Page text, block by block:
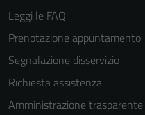
Leggi le FAQ
Prenotazione appuntamento
Segnalazione disservizio
Richiesta assistenza
Amministrazione trasparente